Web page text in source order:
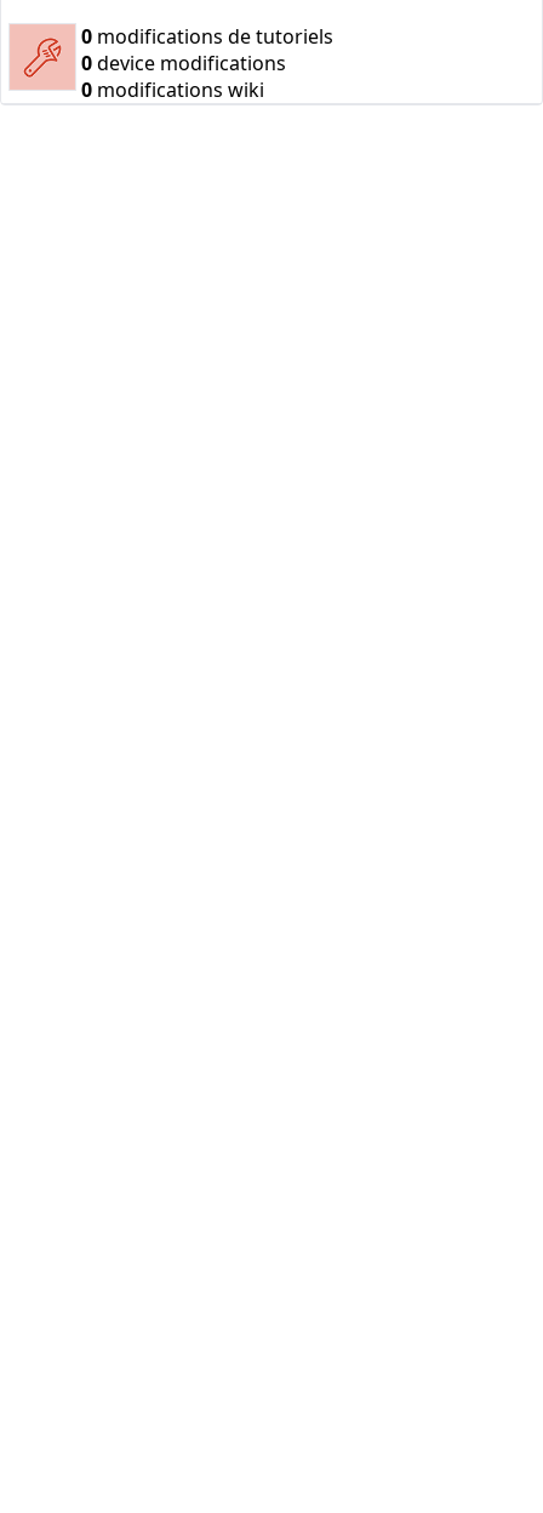
0 modifications de tutoriels
0device modifications
0 modifications wiki